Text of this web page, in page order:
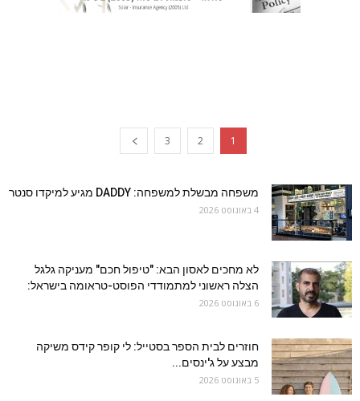
1
2
3
משפחה מבשלת למשפחה: DADDY מגיע למיקדו סנטר
4 באוגוסט 2026
לא מחכים לאסון הבא: "טיפול חכם" מעניקה גלגל
הצלה ראשוני למתמודדי הפוסט-טראומה בישראל:
6 באוגוסט 2026
חוזרים לבית הספר בסטייל: לי קופר קידס משיקה
מבצע על ג'ינסים...
5 באוגוסט 2026